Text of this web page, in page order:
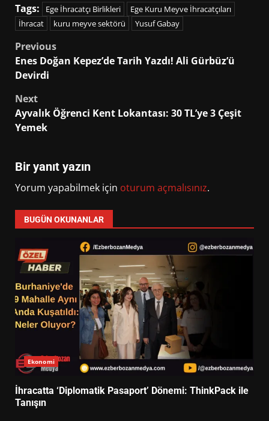
Tags: Ege İhracatçı Birlikleri
Ege Kuru Meyve İhracatçıları
İhracat
kuru meyve sektörü Yusuf Gabay
Post
navigation
Previous
Enes Doğan Kepez’de Tarih Yazdı! Ali Gürbüz’ü
Devirdi
Next
Ayvalık Öğrenci Kent Lokantası: 30 TL’ye 3 Çeşit
Yemek
Bir yanıt yazın
Yorum yapabilmek için oturum açmalısınız.
BUGÜN OKUNANLAR
Ekonomi
İhracatta ‘Diplomatik Pasaport’ Dönemi: ThinkPack ile
Tanışın